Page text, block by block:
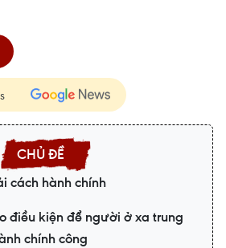
cách hành chính
điều kiện để người ở xa trung
chính công